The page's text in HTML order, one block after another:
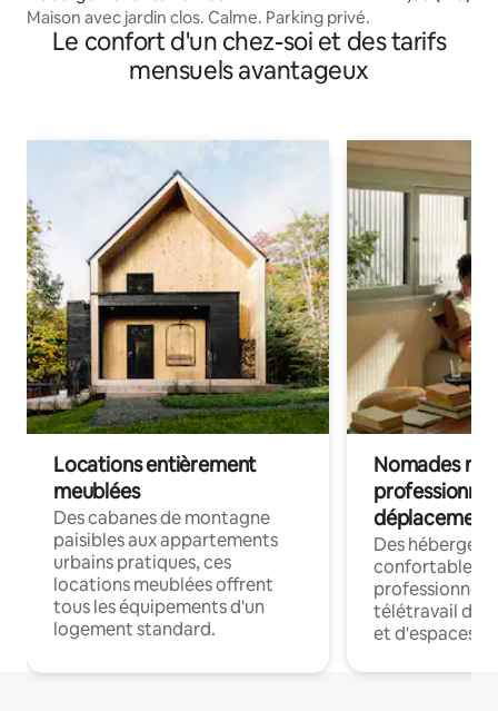
Maison avec jardin clos. Calme. Parking privé.
Le confort d'un chez-soi et des tarifs
mensuels avantageux
Locations entièrement
meublées
Des cabanes de montagne
paisibles aux appartements
urbains pratiques, ces
locations meublées offrent
tous les équipements d'un
logement standard.
Nomades
déplacement
Des
confortables
professionnels
télétravail
et d'espaces